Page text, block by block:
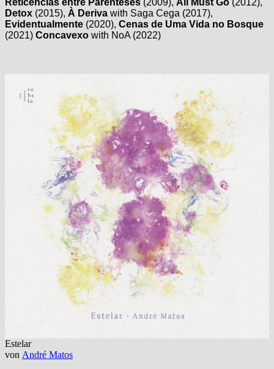
Detox (2015), À Deriva with Saga Cega (2017),
Evidentualmente (2020), Cenas de Uma Vida no Bosque
(2021) Concavexo with NoA (2022)
Estelar
von André Matos